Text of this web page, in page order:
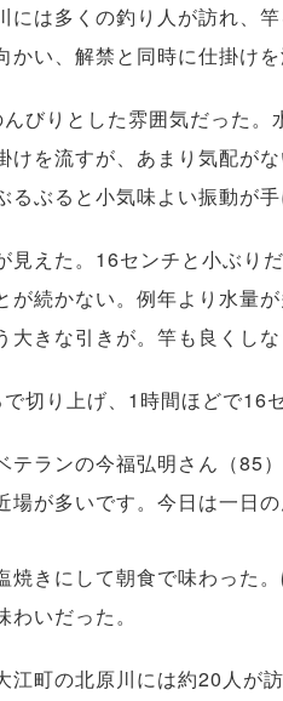
は多くの釣り人が訪れ、
い、解禁と同時に仕掛けを
びりとした雰囲気だった。
を流すが、あまり気配が
ぶると小気味よい振動が手
えた。16センチと小ぶり
続かない。例年より水量
きな引きが。竿も良くし
切り上げ、1時間ほどで16
ランの今福弘明さん（85
が多いです。今日は一日
きにして朝食で味わった
いだった。
町の北原川には約20人が